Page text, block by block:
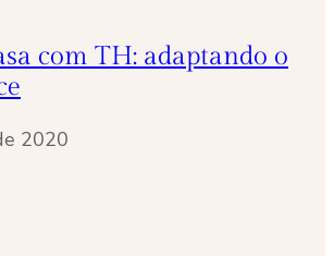
com TH: adaptando o
2020